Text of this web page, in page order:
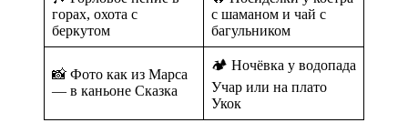
горах, охота с
беркутом
с шаманом и чай с
багульником
📸 Фото как из Марса
— в каньоне Сказка
🏕️ Ночёвка у водопада
Учар или на плато
Укок